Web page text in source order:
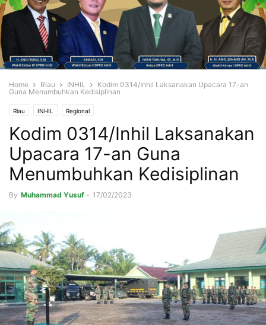
Home Riau INHIL
Kodim 0314/Inhil Laksanakan Upacara 17-an
Guna Menumbuhkan Kedisiplinan
Riau INHIL Regional
Kodim 0314/Inhil Laksanakan
Upacara 17-an Guna
Menumbuhkan Kedisiplinan
By Muhammad Yusuf - 17/02/2023